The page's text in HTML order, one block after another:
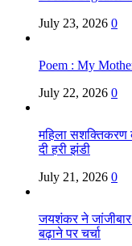
July 23, 2026 0
Poem : My
July 22, 2026 0
महिला सशक्तिकरण
दी हरी झंडी
July 21, 2026 0
जयशंकर ने जांजीबार
बढ़ाने पर चर्चा